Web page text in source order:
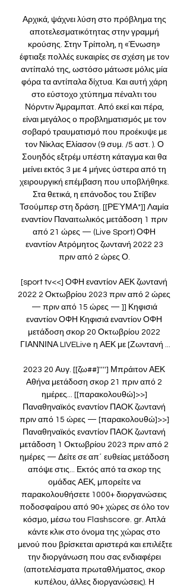
Αρχικά, ψάχνει λύση στο πρόβλημα της
αποτελεσματικότητας στην γραμμή
κρούσης. Στην Τρίπολη, η «Ένωση»
έφτιαξε πολλές ευκαιρίες σε σχέση με τον
αντίπαλό της, ωστόσο μάτωσε μόλις μία
φόρα τα αντίπαλα δίχτυα. Και αυτή χάρη
στο εύστοχο χτύπημα πέναλτι του
Νόρντιν Άμραμπατ. Από εκεί και πέρα,
είναι μεγάλος ο προβληματισμός με τον
σοβαρό τραυματισμό που προέκυψε με
τον Νίκλας Ελίασον (9 συμ. /5 αστ. ). Ο
Σουηδός εξτρέμ υπέστη κάταγμα και θα
μείνει εκτός 3 με 4 μήνες ύστερα από τη
χειρουργική επέμβαση που υποβλήθηκε.
Στα θετικά, η επάνοδος του Στίβεν
Τσούμπερ στη δράση. [[ΡΕΎΜΑ*]] Λαμία
εναντίον Παναιτωλικός μετάδοση 1 πριν
από 21 ώρες — (Live Sport) ΟΦΗ
εναντίον Ατρόμητος ζωντανή 2022 23
πριν από 2 ώρες Ο.
[sport tv<<] ΟΦΗ εναντίον ΑΕΚ ζωντανή
2022 2 Οκτωβρίου 2023 πριν από 2 ώρες
— πριν από 15 ώρες — ]] Κηφισιά
εναντίον ΟΦΗ Κηφισιά εναντίον ΟΦΗ
μετάδοση σκορ 20 Οκτωβρίου 2022
ΓΙΑΝΝΙΝΑ LIVELive η ΑΕΚ με [Ζωντανή ...
2023 20 Αυγ. [[ζω##]''''] Μπράιτον ΑΕΚ
Αθήνα μετάδοση σκορ 21 πριν από 2
ημέρες... [[παρακολουθώ]>>]
Παναθηναϊκός εναντίον ΠΑΟΚ ζωντανή
πριν από 15 ώρες — [παρακολουθώ]>>]
Παναθηναϊκός εναντίον ΠΑΟΚ ζωντανή
μετάδοση 1 Οκτωβρίου 2023 πριν από 2
ημέρες — Δείτε σε απ΄ ευθείας μετάδοση
απόψε στις... Εκτός από τα σκορ της
ομάδας ΑΕΚ, μπορείτε να
παρακολουθήσετε 1000+ διοργανώσεις
ποδοσφαίρου από 90+ χώρες σε όλο τον
κόσμο, μέσω του Flashscore. gr. Απλά
κάντε κλικ στο όνομα της χώρας στο
μενού που βρίσκεται αριστερά και επιλέξτε
την διοργάνωση που σας ενδιαφέρει
(αποτελέσματα πρωταθλήματος, σκορ
κυπέλου, άλλες διοργανώσεις). Η